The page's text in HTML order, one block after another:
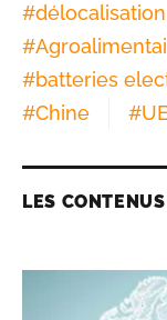
#délocalisation
#
#batteries
#Chine #
LES